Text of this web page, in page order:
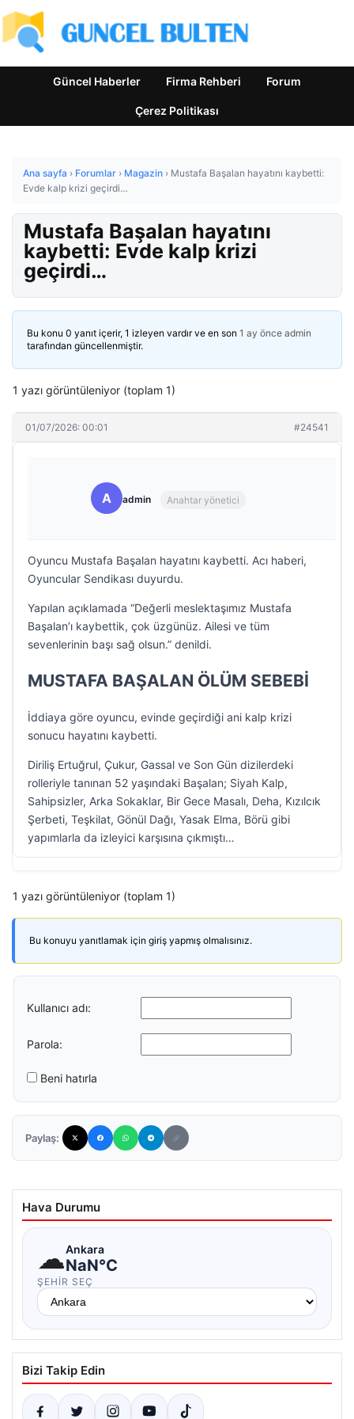
Güncel Haberler Firma Rehberi Forum
Çerez Politikası
Ana sayfa › Forumlar › Magazin › Mustafa Başalan hayatını kaybetti:
Evde kalp krizi geçirdi…
Mustafa Başalan hayatını
kaybetti: Evde kalp krizi
geçirdi…
Bu konu 0 yanıt içerir, 1 izleyen vardır ve en son 1 ay önce admin
tarafından güncellenmiştir.
1 yazı görüntüleniyor (toplam 1)
01/07/2026: 00:01 #24541
A admin Anahtar yönetici
Oyuncu Mustafa Başalan hayatını kaybetti. Acı haberi,
Oyuncular Sendikası duyurdu.
Yapılan açıklamada “Değerli meslektaşımız Mustafa
Başalan’ı kaybettik, çok üzgünüz. Ailesi ve tüm
sevenlerinin başı sağ olsun.” denildi.
MUSTAFA BAŞALAN ÖLÜM SEBEBİ
İddiaya göre oyuncu, evinde geçirdiği ani kalp krizi
sonucu hayatını kaybetti.
Diriliş Ertuğrul, Çukur, Gassal ve Son Gün dizilerdeki
rolleriyle tanınan 52 yaşındaki Başalan; Siyah Kalp,
Sahipsizler, Arka Sokaklar, Bir Gece Masalı, Deha, Kızılcık
Şerbeti, Teşkilat, Gönül Dağı, Yasak Elma, Börü gibi
yapımlarla da izleyici karşısına çıkmıştı…
1 yazı görüntüleniyor (toplam 1)
Bu konuyu yanıtlamak için giriş yapmış olmalısınız.
Kullanıcı adı:
Parola:
Beni hatırla
Paylaş:
Hava Durumu
☁Ankara
NaN°C
ŞEHIR SEÇ
Bizi Takip Edin